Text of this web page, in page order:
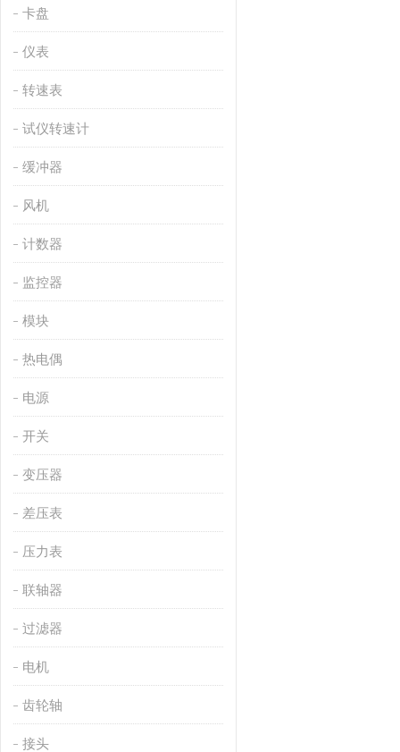
卡盘
仪表
转速表
试仪转速计
缓冲器
风机
计数器
监控器
模块
热电偶
电源
开关
变压器
差压表
压力表
联轴器
过滤器
电机
齿轮轴
接头